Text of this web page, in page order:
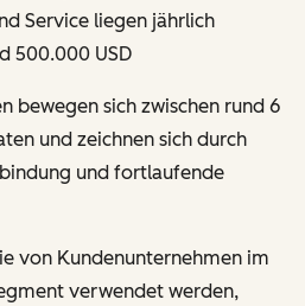
Service liegen jährlich
500.000 USD
bewegen sich zwischen rund 6
und zeichnen sich durch
und fortlaufende
von Kundenunternehmen im
verwendet werden,